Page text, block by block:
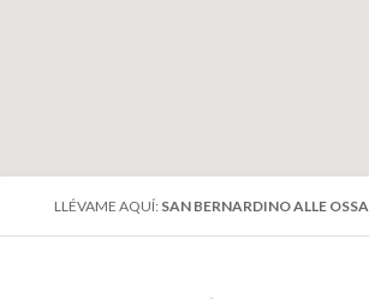
LLÉVAME AQUÍ: SAN BERNARDINO ALLE OSSA